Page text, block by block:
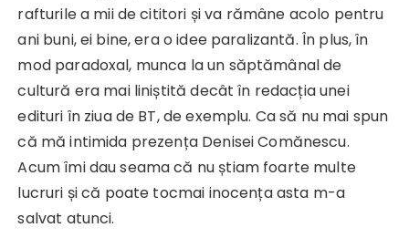
rafturile a mii de cititori și va rămâne acolo pentru
ani buni, ei bine, era o idee paralizantă. În plus, în
mod paradoxal, munca la un săptămânal de
cultură era mai liniștită decât în redacția unei
edituri în ziua de BT, de exemplu. Ca să nu mai spun
că mă intimida prezența Denisei Comănescu.
Acum îmi dau seama că nu știam foarte multe
lucruri și că poate tocmai inocența asta m-a
salvat atunci.